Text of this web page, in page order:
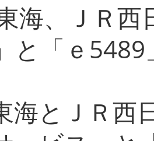
海、ＪＲ
と「ｅ
とＪＲ西